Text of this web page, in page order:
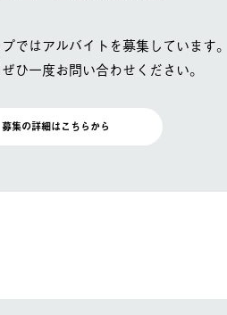
ではアルバイトを募集しています。
ひ一度お問い合わせください。
募集の詳細はこちらから